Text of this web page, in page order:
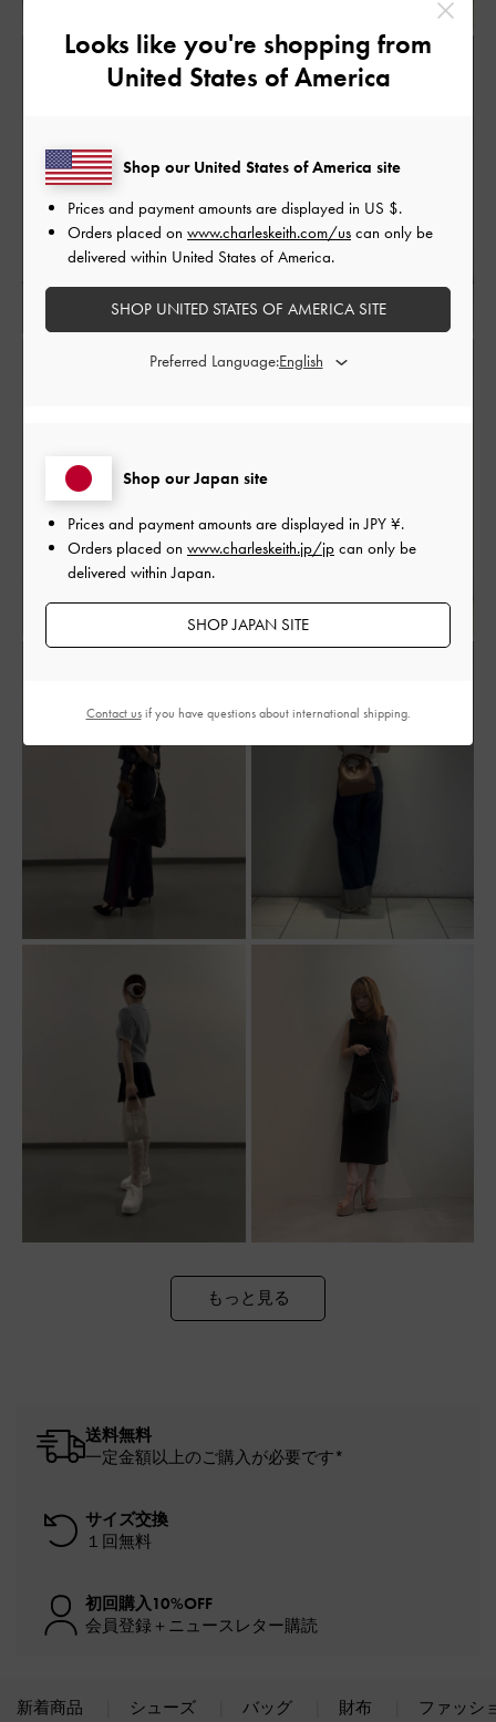
もっと見る
送料無料
一定金額以上のご購入が必要です*
サイズ交換
１回無料
初回購入10%OFF
会員登録＋ニュースレター購読
新着商品 シューズ バッグ 財布 ファッシ
Looks like you're shopping from
United States of America
Shop our Japan site
Prices and payment amounts are displayed inJPY ¥.
Orders placed on www.charleskeith.jp/jp can only be
delivered within Japan.
SHOP JAPAN SITE
Shop our United States of America site
Prices and payment amounts are displayed in US $.
Orders placed on www.charleskeith.com/us can only be
delivered within United States of America.
SHOP UNITED STATES OF AMERICA SITE
Preferred Language:
Contact usif you have questions about international shipping.